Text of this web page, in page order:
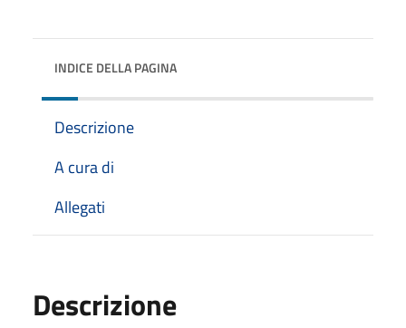
INDICE DELLA PAGINA
Descrizione
A cura di
Allegati
Descrizione